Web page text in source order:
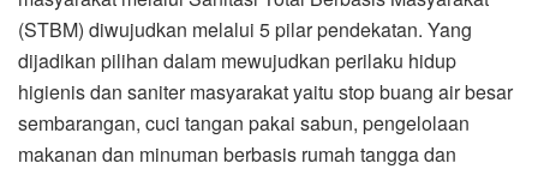
(STBM) diwujudkan melalui 5 pilar pendekatan. Yang
dijadikan pilihan dalam mewujudkan perilaku hidup
higienis dan saniter masyarakat yaitu stop buang air besar
sembarangan, cuci tangan pakai sabun, pengelolaan
makanan dan minuman berbasis rumah tangga dan